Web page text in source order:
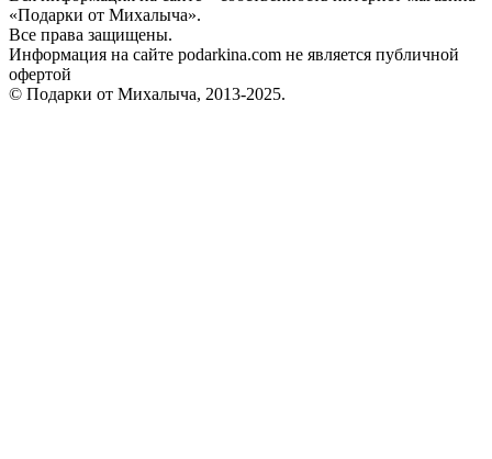
«Подарки от Михалыча».
Все права защищены.
Информация на сайте podarkina.com не является публичной
офертой
© Подарки от Михалыча, 2013-2025.